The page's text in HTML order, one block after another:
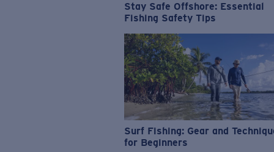
Stay Safe Offshore: Essential
Fishing Safety Tips
Surf Fishing: Gear and
for Beginners